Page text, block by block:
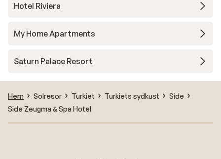
Hotel Riviera
My Home Apartments
Saturn Palace Resort
Hem Solresor Turkiet Turkiets sydkust
Side
Side Zeugma & Spa Hotel